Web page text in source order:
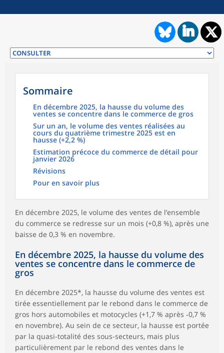
Sommaire
En décembre 2025, la hausse du volume des
ventes se concentre dans le commerce de gros
Sur un an, le volume des ventes réalisées au
cours du quatrième trimestre 2025 est en
hausse (+2,2 %)
Estimation précoce du commerce de détail pour
janvier 2026
Révisions
Pour en savoir plus
En décembre 2025, le volume des ventes de l’ensemble
du commerce se redresse sur un mois (+0,8 %), après une
baisse de 0,3 % en novembre.
En décembre 2025, la hausse du volume des
ventes se concentre dans le commerce de
gros
En décembre 2025*, la hausse du volume des ventes est
tirée essentiellement par le rebond dans le commerce de
gros hors automobiles et motocycles (+1,7 % après ‑0,7 %
en novembre). Au sein de ce secteur, la hausse est portée
par la quasi-totalité des sous-secteurs, mais plus
particulièrement par le rebond des ventes dans le